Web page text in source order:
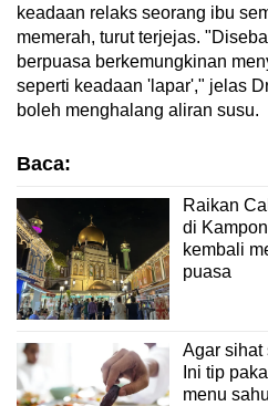
Mini Crossword
Small grid, big
Word Search
Show
keadaan relaks seorang ibu
memerah, turut terjejas.
berpuasa berkemungkinan
seperti keadaan 'lapar'," jelas
boleh menghalang aliran susu.
Baca:
Raikan
di
kembali
puasa
Agar sihat
Ini tip
menu